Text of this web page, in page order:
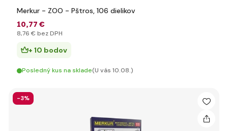
Merkur - ZOO - Pštros, 106 dielikov
10,77 €
8,76 € bez DPH
+ 10 bodov
Posledný kus na sklade(U vás 10.08.)
-3%